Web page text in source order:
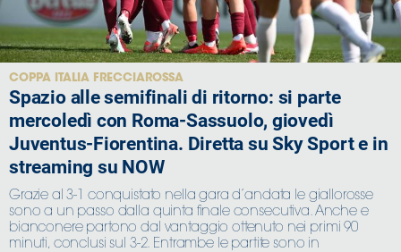
COPPA ITALIA FRECCIAROSSA
Spazio alle semifinali di ritorno: si parte
mercoledì con Roma-Sassuolo, giovedì
Juventus-Fiorentina. Diretta su Sky Sport e in
streaming su NOW
Grazie al 3-1 conquistato nella gara d’andata le giallorosse
sono a un passo dalla quinta finale consecutiva. Anche e
bianconere partono dal vantaggio ottenuto nei primi 90
minuti, conclusi sul 3-2. Entrambe le partite sono in